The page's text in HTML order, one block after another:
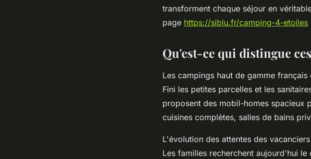
transforment chaque séjour en
page https://siblu.fr/camping-4-etoiles
Qu'est-ce qui distingue
Les campings haut de gamme
Fini les petites parcelles et les
proposent des mobil-homes spacieux
cuisines complètes, salles de bains
L'évolution des attentes des
Les familles recherchent aujourd'hui